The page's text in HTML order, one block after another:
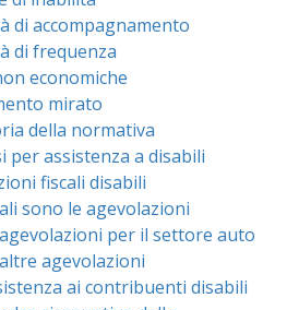
di accompagnamento
di frequenza
economiche
mirato
della normativa
per assistenza a disabili
fiscali disabili
sono le agevolazioni
per il settore auto
agevolazioni
ai contribuenti disabili